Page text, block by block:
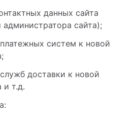
данных сайта
администратора сайта);
систем к новой
доставки к новой
и т.д.